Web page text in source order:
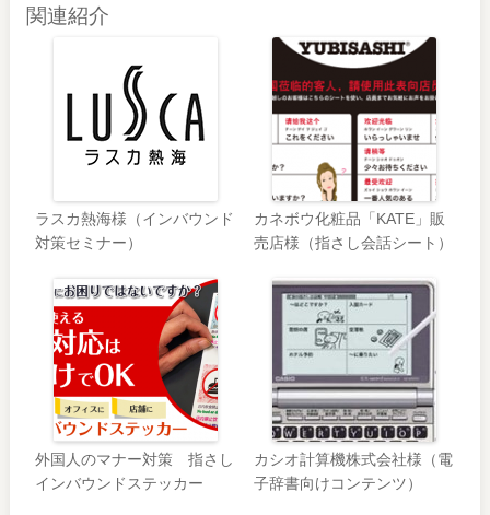
関連紹介
ラスカ熱海様（インバウンド
対策セミナー）
カネボウ化粧品「KATE」販
売店様（指さし会話シート）
外国人のマナー対策 指さし
インバウンドステッカー
カシオ計算機株式会社様（電
子辞書向けコンテンツ）